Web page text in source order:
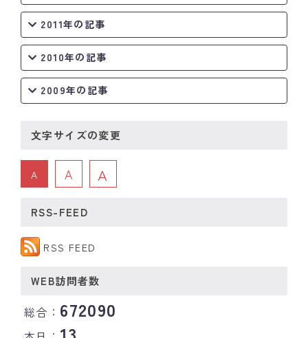
2011年の記事
2010年の記事
2009年の記事
文字サイズの変更
A A A
RSS-FEED
RSS FEED
WEB訪問者数
総合： 672090